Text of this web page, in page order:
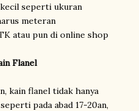
seperti ukuran
meteran
atau pun di online shop
Flanel
kain flanel tidak hanya
pada abad 17-20an,